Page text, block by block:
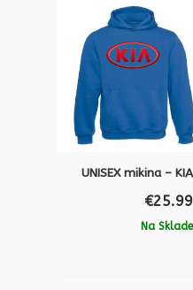
UNISEX mikina – KIA
€25.99
Na Sklade